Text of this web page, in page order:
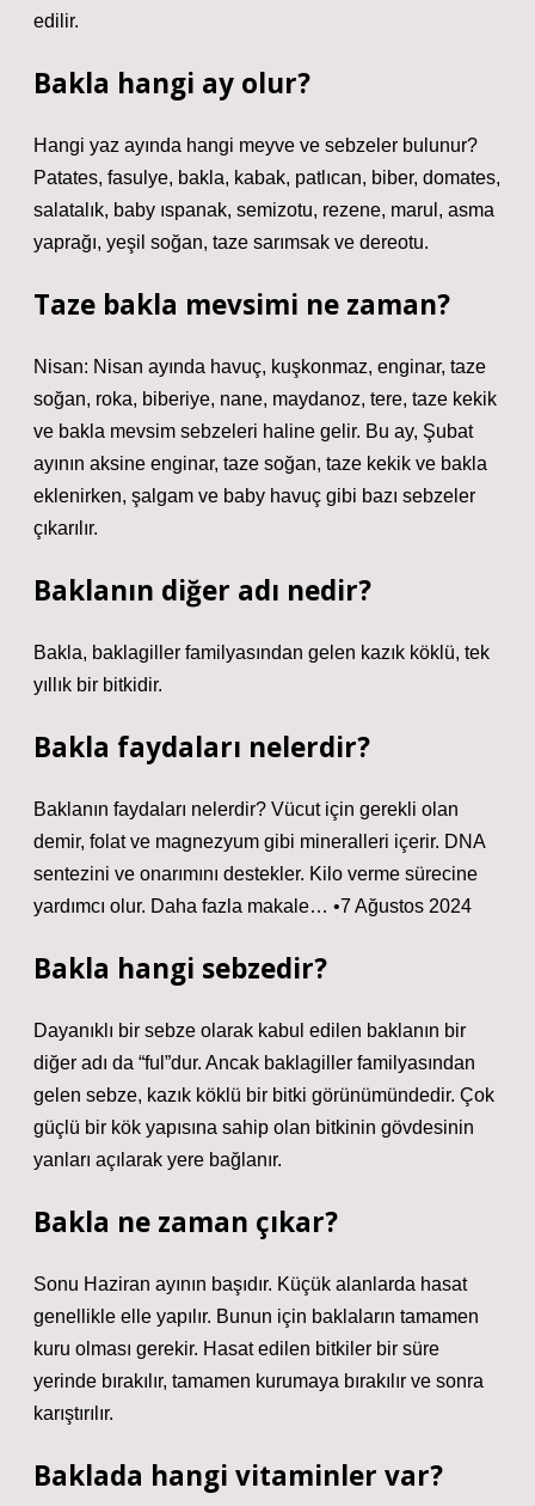
edilir.
Bakla hangi ay olur?
Hangi yaz ayında hangi meyve ve sebzeler bulunur?
Patates, fasulye, bakla, kabak, patlıcan, biber, domates,
salatalık, baby ıspanak, semizotu, rezene, marul, asma
yaprağı, yeşil soğan, taze sarımsak ve dereotu.
Taze bakla mevsimi ne zaman?
Nisan: Nisan ayında havuç, kuşkonmaz, enginar, taze
soğan, roka, biberiye, nane, maydanoz, tere, taze kekik
ve bakla mevsim sebzeleri haline gelir. Bu ay, Şubat
ayının aksine enginar, taze soğan, taze kekik ve bakla
eklenirken, şalgam ve baby havuç gibi bazı sebzeler
çıkarılır.
Baklanın diğer adı nedir?
Bakla, baklagiller familyasından gelen kazık köklü, tek
yıllık bir bitkidir.
Bakla faydaları nelerdir?
Baklanın faydaları nelerdir? Vücut için gerekli olan
demir, folat ve magnezyum gibi mineralleri içerir. DNA
sentezini ve onarımını destekler. Kilo verme sürecine
yardımcı olur. Daha fazla makale… •7 Ağustos 2024
Bakla hangi sebzedir?
Dayanıklı bir sebze olarak kabul edilen baklanın bir
diğer adı da “ful”dur. Ancak baklagiller familyasından
gelen sebze, kazık köklü bir bitki görünümündedir. Çok
güçlü bir kök yapısına sahip olan bitkinin gövdesinin
yanları açılarak yere bağlanır.
Bakla ne zaman çıkar?
Sonu Haziran ayının başıdır. Küçük alanlarda hasat
genellikle elle yapılır. Bunun için baklaların tamamen
kuru olması gerekir. Hasat edilen bitkiler bir süre
yerinde bırakılır, tamamen kurumaya bırakılır ve sonra
karıştırılır.
Baklada hangi vitaminler var?